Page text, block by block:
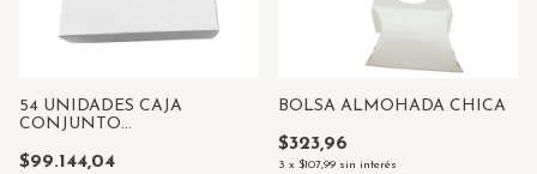
54 UNIDADES CAJA
CONJUNTO
$99.144,04
BOLSA ALMOHADA CHICA
$323,96
3 x $107,99 sin interés